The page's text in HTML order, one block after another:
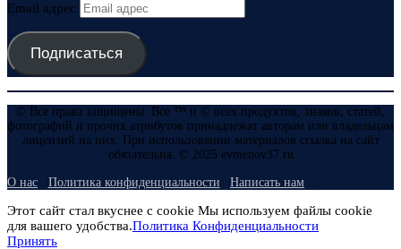
Email адрес
Подписаться
© Все права защищены. Все ™ и © всех продуктов, знаков, статей,
фотографий и прочих атрибутов принадлежат авторам или владельцам
лицензий на них. При использовании материалов ссылка на сайт
обязательна. © 2025 evmenov37.ru
О нас Политика конфиденциальности Написать нам
Этот сайт стал вкуснее с cookie Мы используем файлы cookie
для вашего удобства.Политика Конфиденциальности
Принять